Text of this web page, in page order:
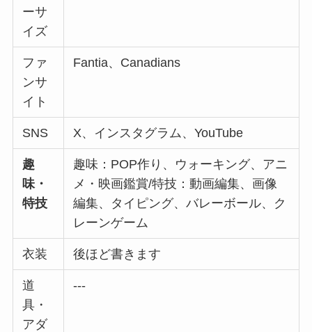
ーサ
イズ
ファ
ンサ
イト
Fantia、Canadians
SNS X、インスタグラム、YouTube
趣
味・
特技
趣味：POP作り、ウォーキング、アニ
メ・映画鑑賞/特技：動画編集、画像
編集、タイピング、バレーボール、ク
レーンゲーム
衣装 後ほど書きます
道
具・
アダ
---